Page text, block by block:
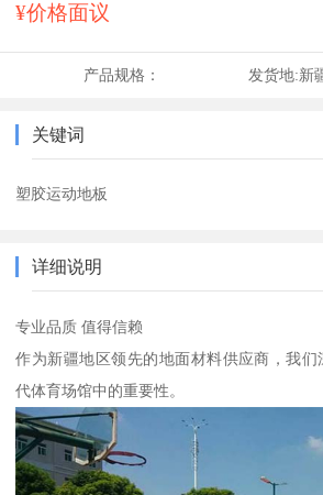
¥价格面议
产品规格： 发货地:新
关键词
塑胶运动地板
详细说明
专业品质 值得信赖
作为新疆地区领先的地面材料供应商，我
代体育场馆中的重要性。